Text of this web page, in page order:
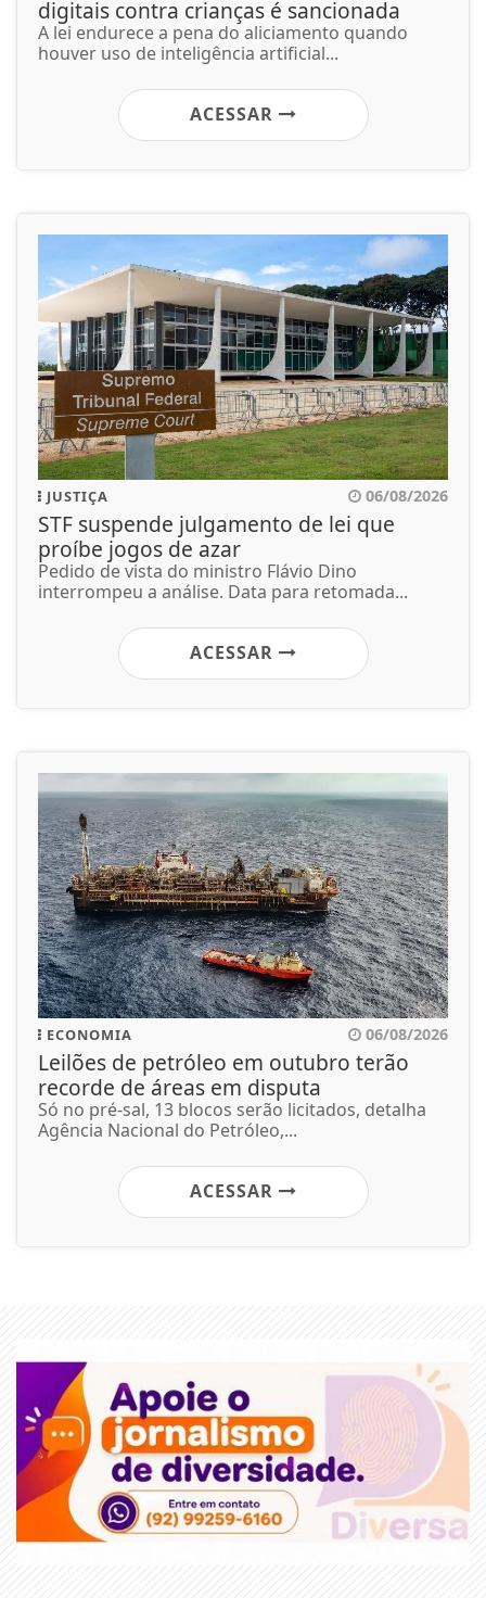
digitais contra crianças é sancionada
A lei endurece a pena do aliciamento quando
houver uso de inteligência artificial...
ACESSAR
JUSTIÇA 06/08/2026
STF suspende julgamento de lei que
proíbe jogos de azar
Pedido de vista do ministro Flávio Dino
interrompeu a análise. Data para retomada...
ACESSAR
ECONOMIA 06/08/2026
Leilões de petróleo em outubro terão
recorde de áreas em disputa
Só no pré-sal, 13 blocos serão licitados, detalha
Agência Nacional do Petróleo,...
ACESSAR